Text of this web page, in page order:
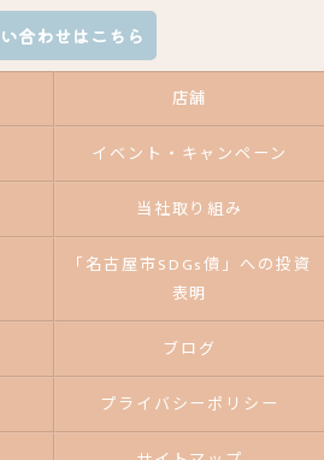
合わせはこちら
店舗
イベント・キャンペーン
当社取り組み
「名古屋市SDGs債」への投資
表明
ブログ
プライバシーポリシー